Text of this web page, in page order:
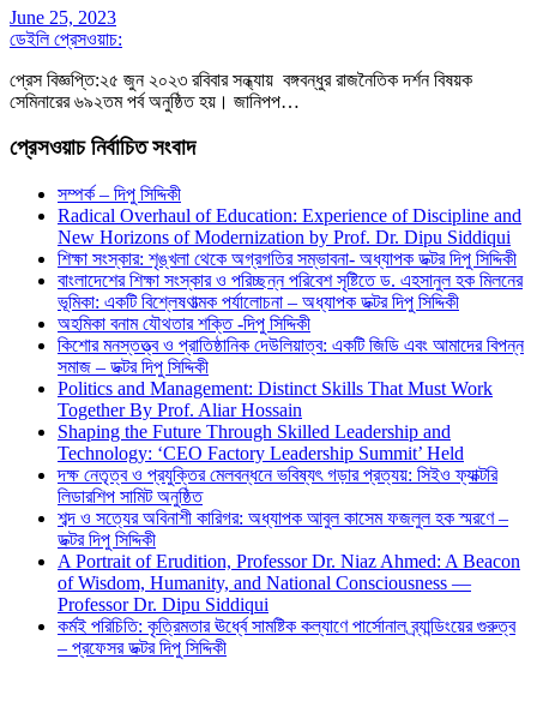
June 25, 2023
ডেইলি প্রেসওয়াচ:
প্রেস বিজ্ঞপ্তি:২৫ জুন ২০২৩ রবিবার সন্ধ্যায় বঙ্গবন্ধুর রাজনৈতিক দর্শন বিষয়ক
সেমিনারের ৬৯২তম পর্ব অনুষ্ঠিত হয়। জানিপপ…
প্রেসওয়াচ নির্বাচিত সংবাদ
সম্পর্ক – দিপু সিদ্দিকী
Radical Overhaul of Education: Experience of Discipline and
New Horizons of Modernization by Prof. Dr. Dipu Siddiqui
শিক্ষা সংস্কার: শৃঙ্খলা থেকে অগ্রগতির সম্ভাবনা- অধ্যাপক ডক্টর দিপু সিদ্দিকী
বাংলাদেশের শিক্ষা সংস্কার ও পরিচ্ছন্ন পরিবেশ সৃষ্টিতে ড. এহসানুল হক মিলনের
ভূমিকা: একটি বিশ্লেষণাত্মক পর্যালোচনা – অধ্যাপক ডক্টর দিপু সিদ্দিকী
অহমিকা বনাম যৌথতার শক্তি -দিপু সিদ্দিকী
কিশোর মনস্তত্ত্ব ও প্রাতিষ্ঠানিক দেউলিয়াত্ব: একটি জিডি এবং আমাদের বিপন্ন
সমাজ – ডক্টর দিপু সিদ্দিকী
Politics and Management: Distinct Skills That Must Work
Together By Prof. Aliar Hossain
Shaping the Future Through Skilled Leadership and
Technology: ‘CEO Factory Leadership Summit’ Held
দক্ষ নেতৃত্ব ও প্রযুক্তির মেলবন্ধনে ভবিষ্যৎ গড়ার প্রত্যয়: সিইও ফ্যাক্টরি
লিডারশিপ সামিট অনুষ্ঠিত
শব্দ ও সত্যের অবিনাশী কারিগর: অধ্যাপক আবুল কাসেম ফজলুল হক স্মরণে –
ডক্টর দিপু সিদ্দিকী
A Portrait of Erudition, Professor Dr. Niaz Ahmed: A Beacon
of Wisdom, Humanity, and National Consciousness —
Professor Dr. Dipu Siddiqui
কর্মই পরিচিতি: কৃত্রিমতার ঊর্ধ্বে সামষ্টিক কল্যাণে পার্সোনাল ব্র্যান্ডিংয়ের গুরুত্ব
– প্রফেসর ডক্টর দিপু সিদ্দিকী